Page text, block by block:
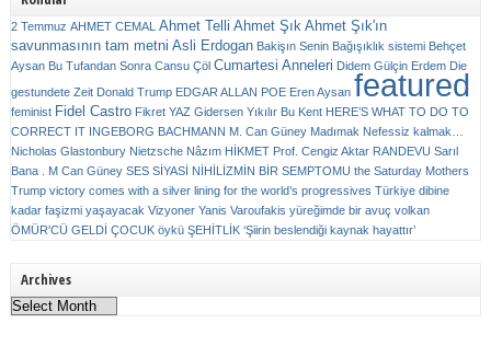
2 Temmuz AHMET CEMAL Ahmet Telli Ahmet Şık Ahmet Şık'ın
savunmasının tam metni Asli Erdogan Bakişın Senin Bağışıklık sistemi Behçet
Aysan Bu Tufandan Sonra Cansu Çöl Cumartesi Anneleri Didem Gülçin Erdem Die
gestundete Zeit Donald Trump EDGAR ALLAN POE Eren Aysan featured
feminist Fidel Castro Fikret YAZ Gidersen Yıkılır Bu Kent HERE’S WHAT TO DO TO
CORRECT IT INGEBORG BACHMANN M. Can Güney Madımak Nefessiz kalmak…
Nicholas Glastonbury Nietzsche Nâzım HİKMET Prof. Cengiz Aktar RANDEVU Sarıl
Bana . M Can Güney SES SİYASİ NİHİLİZMİN BİR SEMPTOMU the Saturday Mothers
Trump victory comes with a silver lining for the world’s progressives Türkiye dibine
kadar faşizmi yaşayacak Vizyoner Yanis Varoufakis yüreğimde bir avuç volkan
ÖMÜR'CÜ GELDİ ÇOCUK öykü ŞEHİTLİK ‘Şiirin beslendiği kaynak hayattır’
Archives
Archives